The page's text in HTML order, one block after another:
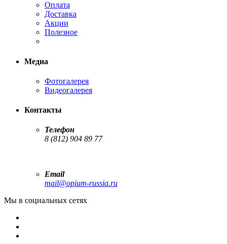
Оплата
Доставка
Акции
Полезное
Медиа
Фотогалерея
Видеогалерея
Контакты
Телефон
8 (812) 904 89 77
Email
mail@opium-russia.ru
Мы в социальных сетях